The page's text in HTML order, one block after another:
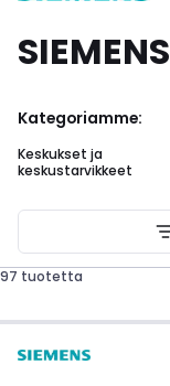
SIEMENS
Kategoriamme:
Keskukset ja
keskustarvikkeet
97 tuotetta